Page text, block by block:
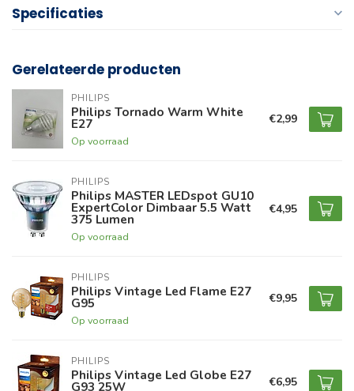
Specificaties
Gerelateerde producten
PHILIPS
Philips Tornado Warm White
E27
Op voorraad
€2,99
PHILIPS
Philips MASTER LEDspot GU10
ExpertColor Dimbaar 5.5 Watt
375 Lumen
Op voorraad
€4,95
PHILIPS
Philips Vintage Led Flame E27
G95
Op voorraad
€9,95
PHILIPS
Philips Vintage Led Globe E27
G93 25W €6,95